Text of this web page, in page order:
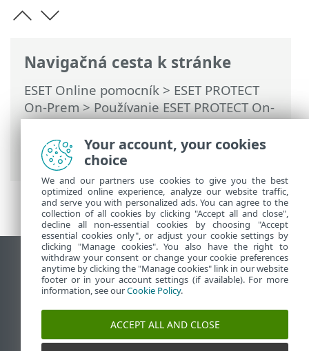
Navigačná cesta k stránke
ESET Online pomocník > ESET PROTECT
On-Prem>Používanie ESET PROTECT On-
Prem>Hlavné menu ESET PROTECT On-
Prem>Úlohy>Serverové úlohy>
Odstránenie nepripájajúcich sa počítačov
Zobraziť stránku ako na počítači
End of Life
Databáza znalostí ESET
ESET Status Portal
Your account, your cookies
choice
We and our partners use cookies to give you the best
optimized online experience, analyze our website traffic,
and serve you with personalized ads. You can agree to the
collection of all cookies by clicking "Accept all and close",
decline all non-essential cookies by choosing "Accept
essential cookies only", or adjust your cookie settings by
clicking "Manage cookies". You also have the right to
withdraw your consent or change your cookie preferences
anytime by clicking the "Manage cookies" link in our website
footer or in your account settings (if available). For more
information, see ourCookie Policy.
ACCEPT ALL AND CLOSE